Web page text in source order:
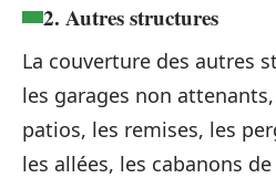
2. Autres structures
La couverture des autres
les garages non
patios, les remises, les
les allées, les cabanons